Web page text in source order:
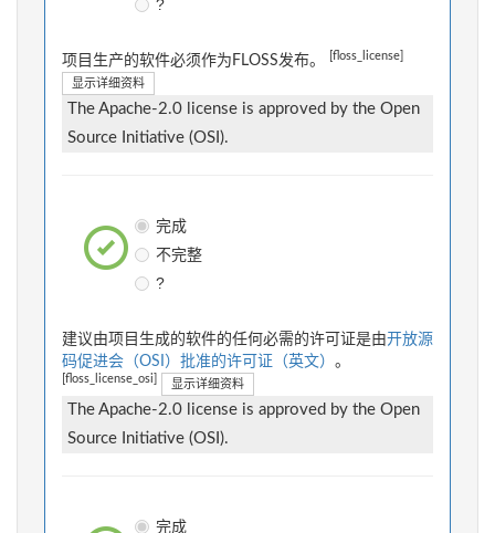
?
项目生产的软件必须作为FLOSS发布。 [floss_license]
显示详细资料
The Apache-2.0 license is approved by the Open
Source Initiative (OSI).
完成
不完整
?
建议由项目生成的软件的任何必需的许可证是由开放源
码促进会（OSI）批准的许可证（英文） 。
[floss_license_osi] 显示详细资料
The Apache-2.0 license is approved by the Open
Source Initiative (OSI).
完成